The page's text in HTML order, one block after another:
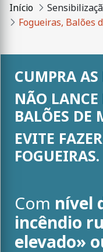
Início
Fogueiras, Balões
CUMPRA AS
NÃO LANCE
BALÕES DE
EVITE
FOGUEIRAS.
Com nível
incêndio
elevado»